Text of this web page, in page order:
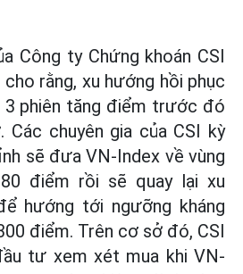
Công ty Chứng khoán CSI
rằng, xu hướng hồi phục
phiên tăng điểm trước đó
Các chuyên gia của CSI kỳ
sẽ đưa VN-Index về vùng
điểm rồi sẽ quay lại xu
hướng tới ngưỡng kháng
điểm. Trên cơ sở đó, CSI
tư xem xét mua khi VN-